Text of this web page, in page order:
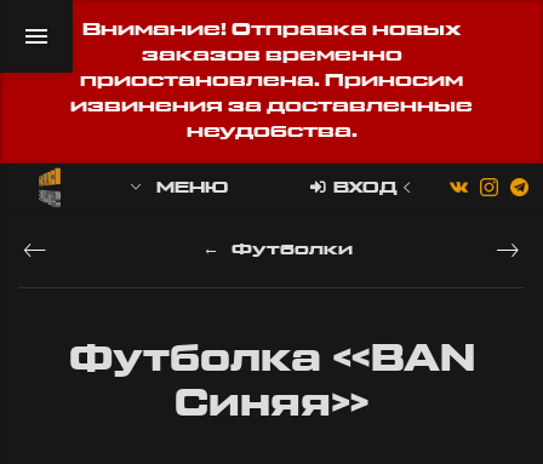
Внимание! Отправка новых
заказов временно
приостановлена. Приносим
извинения за доставленные
неудобства.
МЕНЮ ВХОД
Футболки
Футболка «BAN
Синяя»